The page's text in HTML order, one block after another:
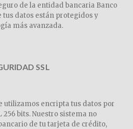
de la entidad bancaria Banco
tus datos están protegidos y
más avanzada.
SSL
utilizamos encripta tus datos por
bits. Nuestro sistema no
de tu tarjeta de crédito,